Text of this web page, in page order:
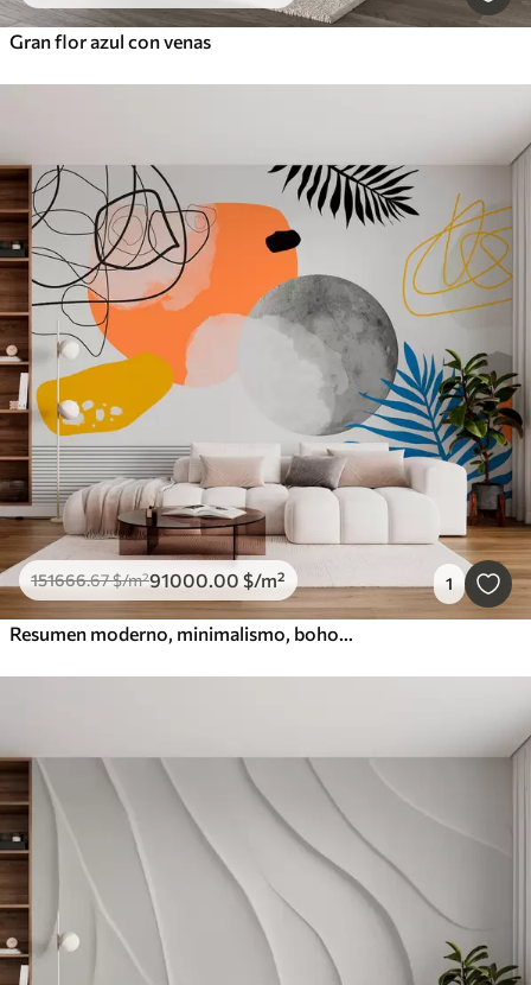
Gran flor azul con venas
151666.67$/m²91000.00 $/m² 1
Resumen moderno, minimalismo, boho, geometría, manchas de acuarela, luna llena, silueta de hoja de palma, topografía, complejidad, naranja, amarillo, gris